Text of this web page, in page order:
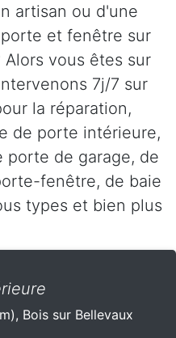
artisan ou d'une
et fenêtre sur
vous êtes sur
7j/7 sur
la réparation,
de porte intérieure,
de garage, de
fenêtre, de baie
types et bien plus
Bois sur Bellevaux